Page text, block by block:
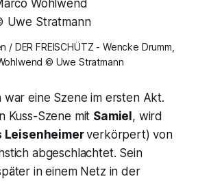
/ DER FREISCHÜTZ - Wencke Drumm,
© Uwe Stratmann
eine Szene im ersten Akt.
Kuss-Szene mit Samiel , wird
Leisenheimerverkörpert) von
abgeschlachtet. Sein
in einem Netz in der